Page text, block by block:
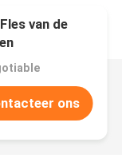
van de
ons